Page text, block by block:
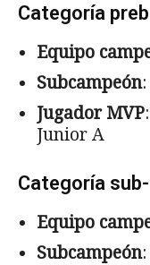
Categoría
Equipo
Subcampeón
Jugador MVP
Junior A
Categoría
Equipo
Subcampeón